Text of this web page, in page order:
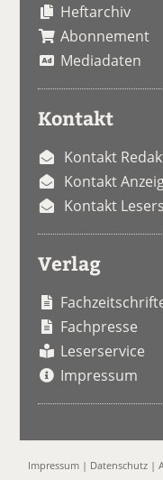
Heftarchiv
Abonnement
Mediadaten
Kontakt
Kontakt
Kontakt
Kontakt
Verlag
Fachpresse
Leserservice
Impressum
Impressum | Datenschutz |